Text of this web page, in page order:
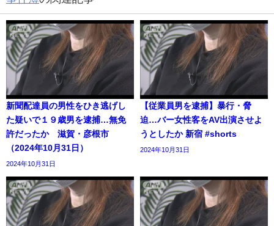
新聞配達員の男性をひき逃げし
た疑いで１９歳男を逮捕…無免
許だったか 滋賀・彦根市
（2024年10月31日）
2024年10月31日
【従業員男を逮捕】暴行・脅
迫…バー女性客をAV出演させよ
うとしたか 新宿 #shorts
2024年10月31日